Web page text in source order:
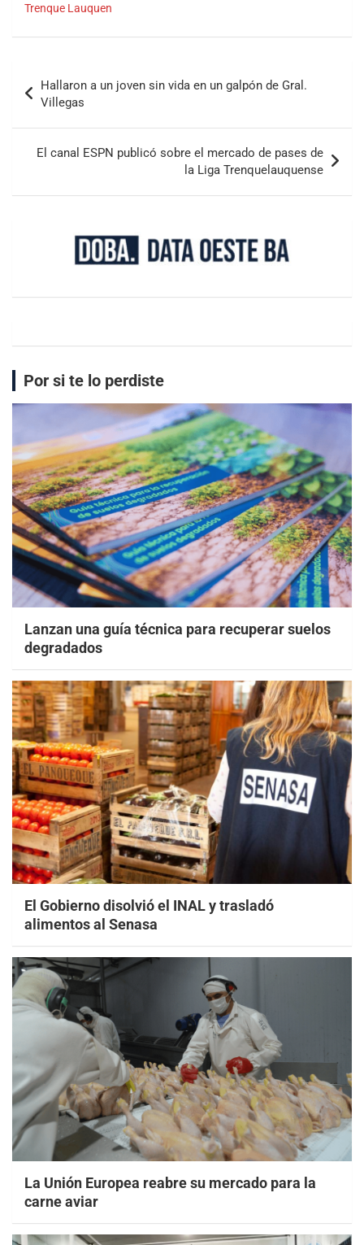
Trenque Lauquen
Hallaron a un joven sin vida en un galpón de Gral.
Villegas
El canal ESPN publicó sobre el mercado de pases de
la Liga Trenquelauquense
Por si te lo perdiste
Lanzan una guía técnica para recuperar suelos
degradados
El Gobierno disolvió el INAL y trasladó
alimentos al Senasa
La Unión Europea reabre su mercado para la
carne aviar